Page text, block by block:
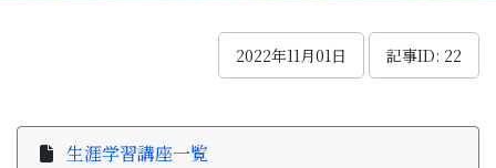
くらしの情報
2022年11月01日 記事ID: 22
生涯学習講座一覧